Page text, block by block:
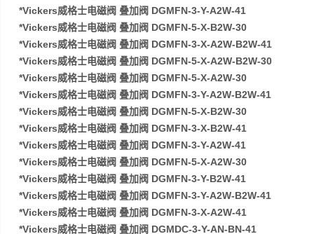
*Vickers威格士电磁阀 叠加阀 DGMFN-3-Y-A2W-41
*Vickers威格士电磁阀 叠加阀 DGMFN-5-X-B2W-30
*Vickers威格士电磁阀 叠加阀 DGMFN-3-X-A2W-B2W-41
*Vickers威格士电磁阀 叠加阀 DGMFN-5-X-A2W-B2W-30
*Vickers威格士电磁阀 叠加阀 DGMFN-5-X-A2W-30
*Vickers威格士电磁阀 叠加阀 DGMFN-3-Y-A2W-B2W-41
*Vickers威格士电磁阀 叠加阀 DGMFN-5-X-B2W-30
*Vickers威格士电磁阀 叠加阀 DGMFN-3-X-B2W-41
*Vickers威格士电磁阀 叠加阀 DGMFN-3-Y-A2W-41
*Vickers威格士电磁阀 叠加阀 DGMFN-5-X-A2W-30
*Vickers威格士电磁阀 叠加阀 DGMFN-3-Y-B2W-41
*Vickers威格士电磁阀 叠加阀 DGMFN-3-Y-A2W-B2W-41
*Vickers威格士电磁阀 叠加阀 DGMFN-3-X-A2W-41
*Vickers威格士电磁阀 叠加阀 DGMDC-3-Y-AN-BN-41